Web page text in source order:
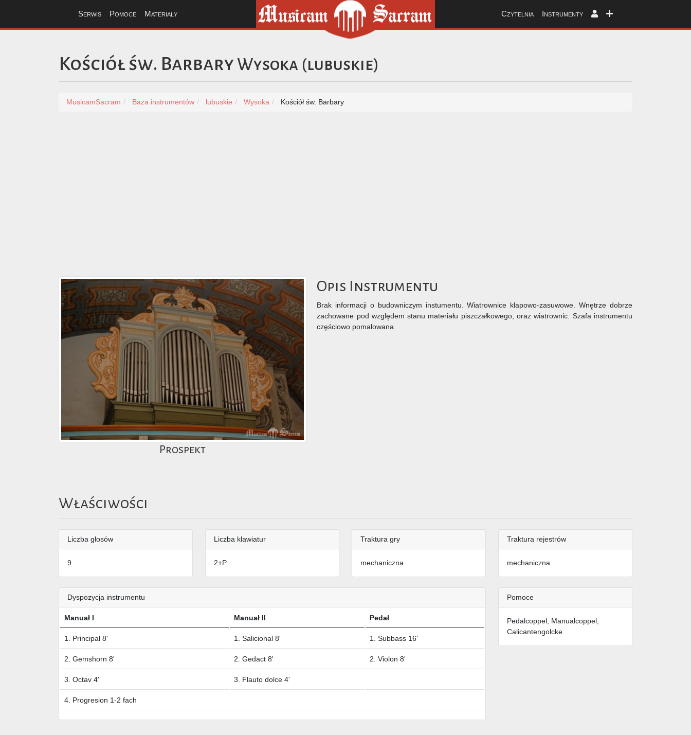
Serwis Pomoce Materiały Czytelnia Instrumenty
Kościół św. BarbaryWysoka (lubuskie)
MusicamSacram Baza instrumentów lubuskie Wysoka Kościół św. Barbary
Prospekt
Opis Instrumentu
Brak informacji o budowniczym instumentu. Wiatrownice klapowo-zasuwowe. Wnętrze dobrze
zachowane pod względem stanu materiału piszczałkowego, oraz wiatrownic. Szafa instrumentu
częściowo pomalowana.
Właściwości
Liczba głosów
9
Liczba klawiatur
2+P
Traktura gry
mechaniczna
Traktura rejestrów
mechaniczna
Dyspozycja instrumentu
Manuał I Manuał II Pedał
1. Principal 8' 1. Salicional 8' 1. Subbass 16'
2. Gemshorn 8' 2. Gedact 8' 2. Violon 8'
3. Octav 4' 3. Flauto dolce 4'
4. Progresion 1-2 fach
Pomoce
Pedalcoppel, Manualcoppel,
Calicantengolcke